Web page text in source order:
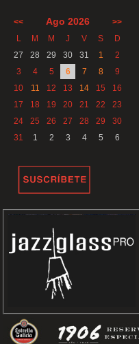
<< Ago 2026
>>
L
M M J V S
D
27
28 29 30 31 1
2
3
4 5 6 7 8
9
10
11 12 13 14 15
16
17
18 19 20 21 22
23
24
25 26 27 28 29
30
31
1 2 3 4 5 6